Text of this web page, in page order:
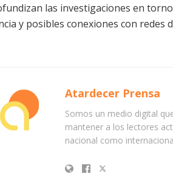
las investigaciones en
y posibles conexiones con redes
Atardecer Prensa
Somos un medio digital
mantener a los lectores
nacional como